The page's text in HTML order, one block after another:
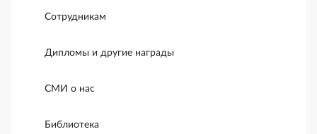
Сотрудникам
Дипломы и другие награды
СМИ о нас
Библиотека